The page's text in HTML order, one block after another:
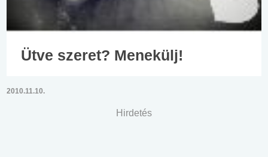
Ütve szeret? Menekülj!
2010.11.10.
Hirdetés